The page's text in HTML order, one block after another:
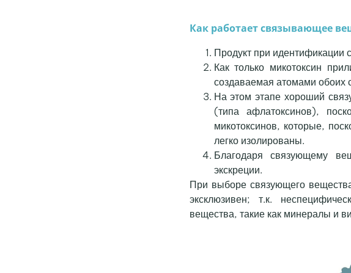
Как работает связывающее
Продукт при идентификации
Как только микотоксин
создаваемая атомами обоих
На этом этапе хороший
(типа афлатоксинов),
микотоксинов, которые,
легко изолированы.
Благодаря связующему
экскреции.
При выборе связующего
эксклюзивен; т.к.
вещества, такие как минералы и